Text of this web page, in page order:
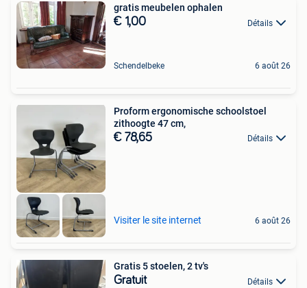
gratis meubelen ophalen
€ 1,00 Détails
Schendelbeke 6 août 26
Proform ergonomische schoolstoel
zithoogte 47 cm,
€ 78,65 Détails
Visiter le site internet 6 août 26
Gratis 5 stoelen, 2 tv's
Gratuit Détails